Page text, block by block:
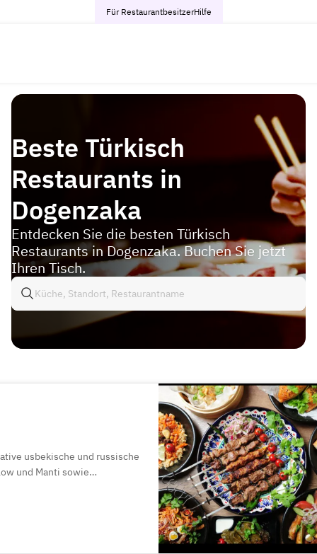
Für RestaurantbesitzerHilfe
Beste Türkisch
Restaurants in
Dogenzaka
Entdecken Sie die besten Türkisch
Restaurants in Dogenzaka. Buchen Sie jetzt
Ihren Tisch.
usbekische und russische
und Manti sowie